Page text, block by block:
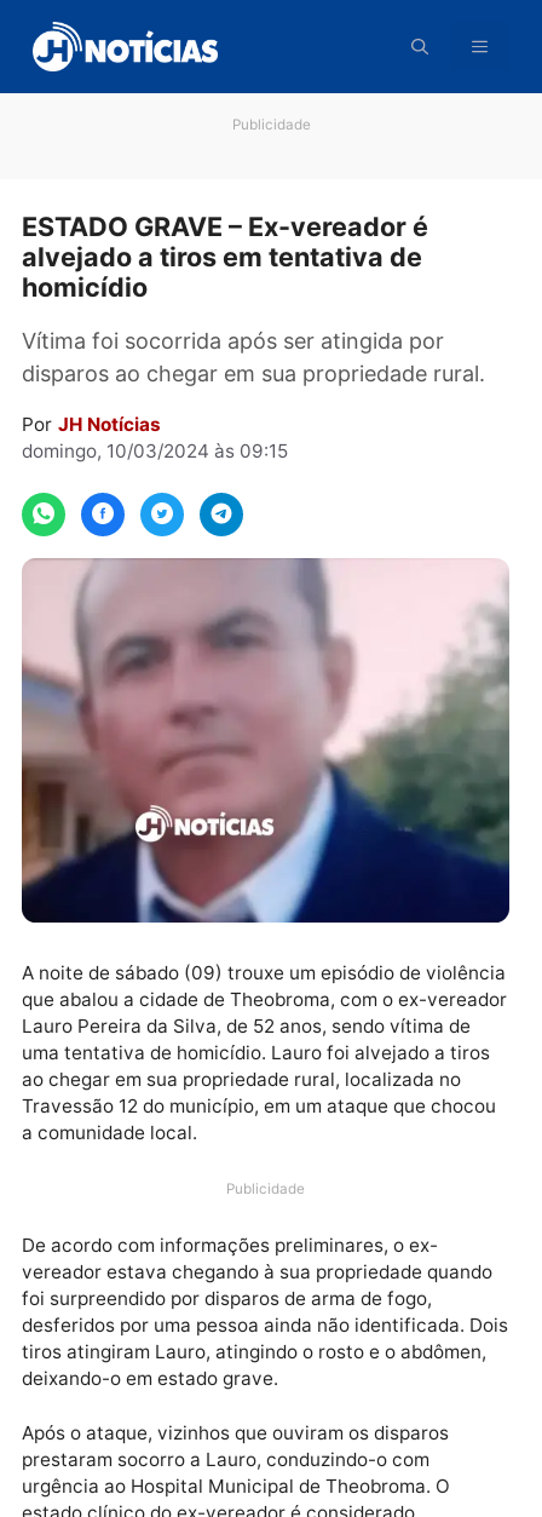
para
conteúdo
ESTADO GRAVE – Ex-vereador é
alvejado a tiros em tentativa de
Vítima foi socorrida após ser atingida por
disparos ao chegar em sua propriedade rural.
JH Notícias
domingo, 10/03/2024 às 09:15
A noite de sábado (09) trouxe um episódio de
que abalou a cidade de Theobroma, com o ex-
Lauro Pereira da Silva, de 52 anos, sendo vítima de
ao chegar em sua propriedade rural, localizada no
a comunidade local.
Publicidade
De acordo com informações preliminares, o ex-
foi surpreendido por disparos de arma de fogo,
desferidos por uma pessoa ainda não identificada.
tiros atingiram Lauro, atingindo o rosto e o abdômen,